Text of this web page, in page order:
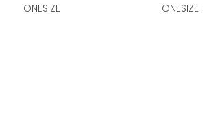
ONESIZE ONESIZE